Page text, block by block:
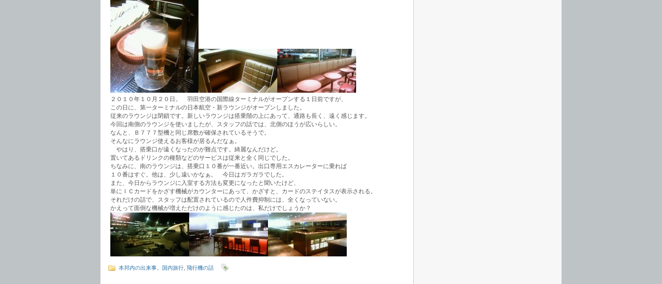
２０１０年１０月２０日。 羽田空港の国際線ターミナルがオープンする１日前ですが、
この日に、第一ターミナルの日本航空・新ラウンジがオープンしました。
従来のラウンジは閉鎖です。新しいラウンジは搭乗階の上にあって、通路も長く、遠く感じます。
今回は南側のラウンジを使いましたが、スタッフの話では、北側のほうが広いらしい。
なんと、Ｂ７７７型機と同じ席数が確保されているそうで。
そんなにラウンジ使えるお客様が居るんだなぁ。
やはり、搭乗口が遠くなったのが難点です。綺麗なんだけど。
置いてあるドリンクの種類などのサービスは従来と全く同じでした。
ちなみに、南のラウンジは、搭乗口１０番が一番近い。出口専用エスカレーターに乗れば
１０番はすぐ。他は、少し遠いかなぁ。 今日はガラガラでした。
また、今日からラウンジに入室する方法も変更になったと聞いたけど、
単にＩＣカードをかざす機械がカウンターにあって、かざすと、カードのステイタスが表示される。
それだけの話で、スタッフは配置されているので人件費抑制には、全くなっていない。
かえって面倒な機械が増えただけのように感じたのは、私だけでしょうか？
本邦内の出来事。国内旅行 飛行機の話